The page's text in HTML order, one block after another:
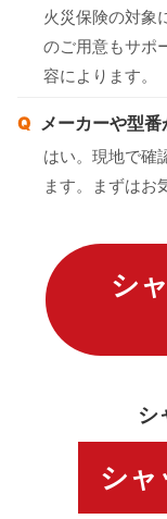
火災保険の対象
のご用意もサポ
容によります。
メーカーや型
はい。現地で確
ます。まずはお
シ
シ
シャ